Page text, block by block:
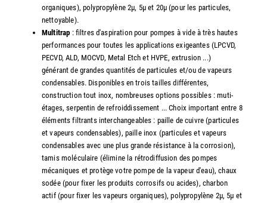
organiques), polypropylène 2µ, 5µ et 20µ (pour les particules,
nettoyable).
Multitrap : filtres d'aspiration pour pompes à vide à très hautes
performances pour toutes les applications exigeantes (LPCVD,
PECVD, ALD, MOCVD, Metal Etch et HVPE, extrusion ...)
générant de grandes quantités de particules et/ou de vapeurs
condensables. Disponibles en trois tailles différentes,
construction tout inox, nombreuses options possibles : muti-
étages, serpentin de refroiddissement ... Choix important entre 8
éléments filtrants interchangeables : paille de cuivre (particules
et vapeurs condensables), paille inox (particules et vapeurs
condensables avec une plus grande résistance à la corrosion),
tamis moléculaire (élimine la rétrodiffusion des pompes
mécaniques et protège votre pompe de la vapeur d'eau), chaux
sodée (pour fixer les produits corrosifs ou acides), charbon
actif (pour fixer les vapeurs organiques), polypropylène 2µ, 5µ et